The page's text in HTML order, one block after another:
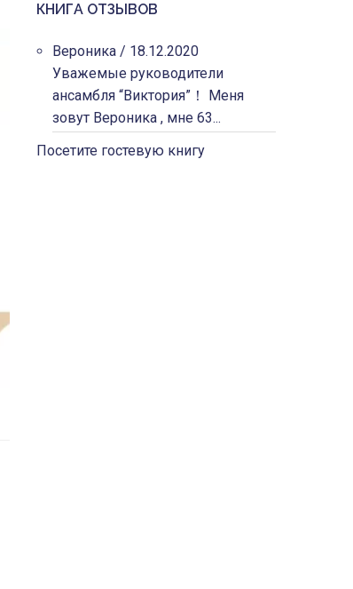
КНИГА ОТЗЫВОВ
Вероника / 18.12.2020
Уважемые руководители
ансамбля “Виктория”！ Меня
зовут Вероника , мне 63...
Посетите гостевую книгу